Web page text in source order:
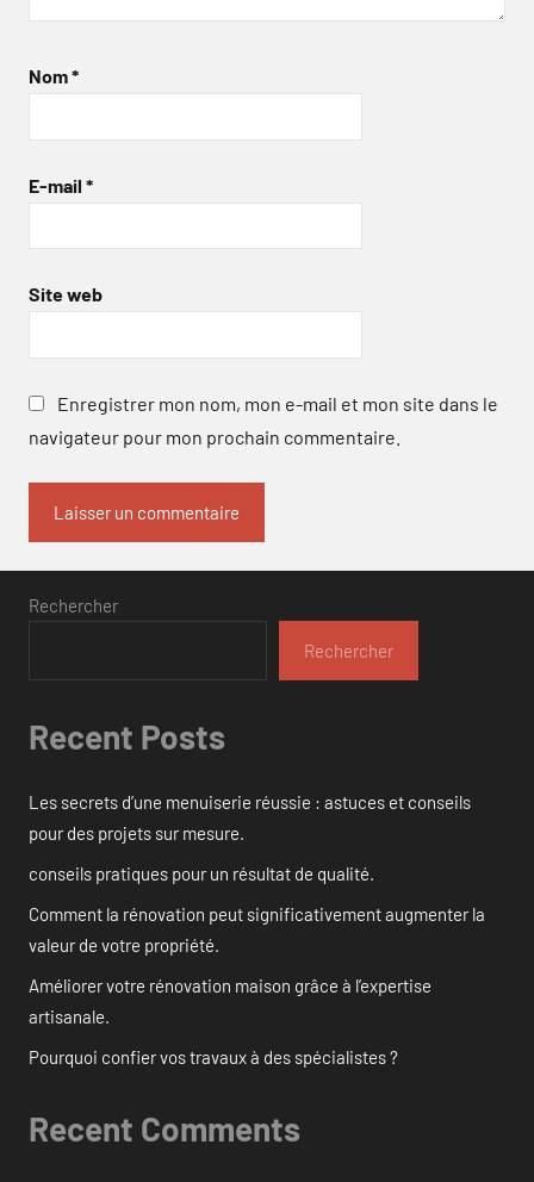
Nom*
E-mail *
Site web
Enregistrer mon nom, mon e-mail et mon site dans le
navigateur pour mon prochain commentaire.
Rechercher
Rechercher
Recent Posts
Les secrets d’une menuiserie réussie : astuces et conseils
pour des projets sur mesure.
conseils pratiques pour un résultat de qualité.
Comment la rénovation peut significativement augmenter la
valeur de votre propriété.
Améliorer votre rénovation maison grâce à l’expertise
artisanale.
Pourquoi confier vos travaux à des spécialistes ?
Recent Comments